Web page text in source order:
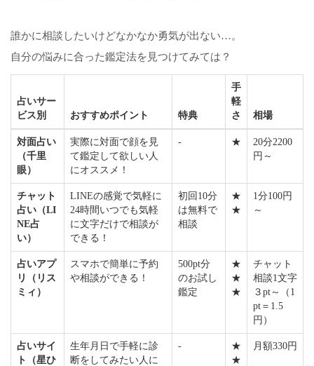
誰かに相談したいけどなかなか勇気が出ない…。
自分の悩みに合った鑑定法を見つけてみては？
占いサー
ビス別
おすすめポイント 特典
手
軽
さ
相場
対面占い
（千里
眼）
実際に対面で顔を見
て鑑定して欲しい人
にオススメ！
- ★
20分2200
円～
チャット
占い（LI
NE占
い）
LINEの感覚で気軽に
24時間いつでも気軽
に文字だけで相談が
できる！
初回10分
は無料で
相談
★
★
1分100円
～
占いアプ
リ（リス
ミィ）
スマホで簡単に予約
や相談ができる！
500pt分
のお試し
鑑定
★
★
★
チャット
相談1文字
３pt～（1
pt＝1.5
円）
占いサイ
ト（星ひ
生年月日で手軽に診
断をしてみたい人に
-
★
★
月額330円